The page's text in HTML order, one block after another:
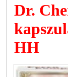
Dr.
HH